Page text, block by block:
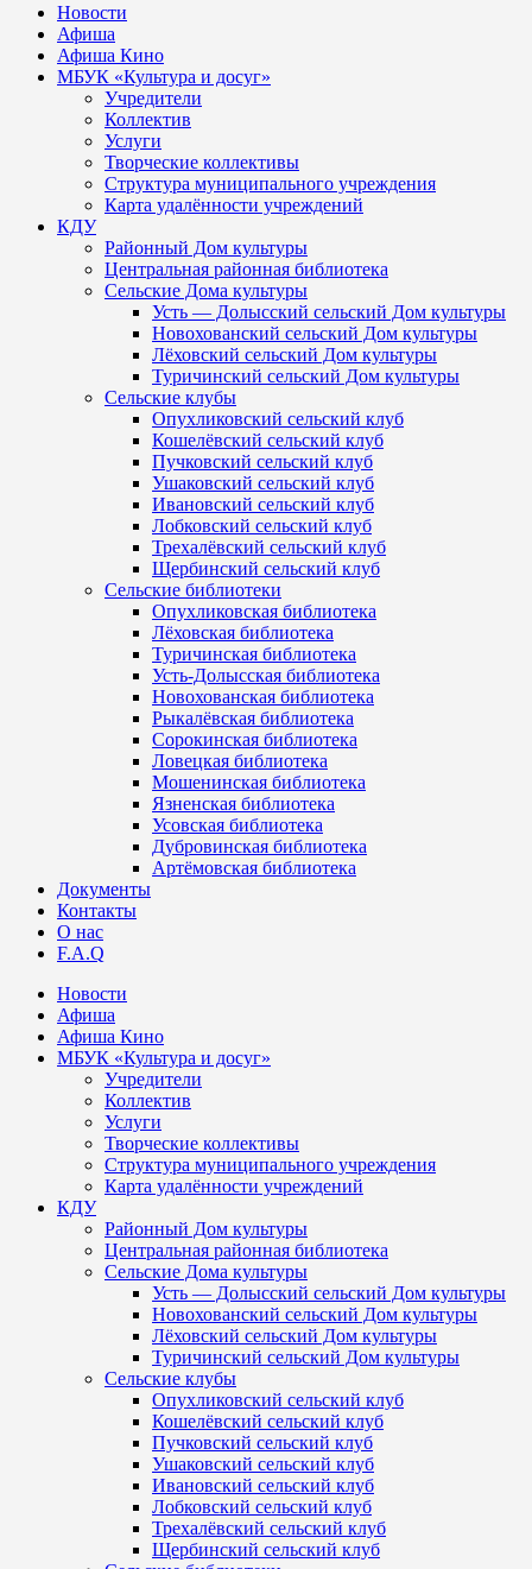
Новости
Афиша
Афиша Кино
МБУК «Культура и досуг»
Учредители
Коллектив
Услуги
Творческие коллективы
Структура муниципального учреждения
Карта удалённости учреждений
КДУ
Районный Дом культуры
Центральная районная библиотека
Сельские Дома культуры
Усть — Долысский сельский Дом культуры
Новохованский сельский Дом культуры
Лёховский сельский Дом культуры
Туричинский сельский Дом культуры
Сельские клубы
Опухликовский сельский клуб
Кошелёвский сельский клуб
Пучковский сельский клуб
Ушаковский сельский клуб
Ивановский сельский клуб
Лобковский сельский клуб
Трехалёвский сельский клуб
Щербинский сельский клуб
Сельские библиотеки
Опухликовская библиотека
Лёховская библиотека
Туричинская библиотека
Усть-Долысская библиотека
Новохованская библиотека
Рыкалёвская библиотека
Сорокинская библиотека
Ловецкая библиотека
Мошенинская библиотека
Язненская библиотека
Усовская библиотека
Дубровинская библиотека
Артёмовская библиотека
Документы
Контакты
О нас
F.A.Q
Новости
Афиша
Афиша Кино
МБУК «Культура и досуг»
Учредители
Коллектив
Услуги
Творческие коллективы
Структура муниципального учреждения
Карта удалённости учреждений
КДУ
Районный Дом культуры
Центральная районная библиотека
Сельские Дома культуры
Усть — Долысский сельский Дом культуры
Новохованский сельский Дом культуры
Лёховский сельский Дом культуры
Туричинский сельский Дом культуры
Сельские клубы
Опухликовский сельский клуб
Кошелёвский сельский клуб
Пучковский сельский клуб
Ушаковский сельский клуб
Ивановский сельский клуб
Лобковский сельский клуб
Трехалёвский сельский клуб
Щербинский сельский клуб